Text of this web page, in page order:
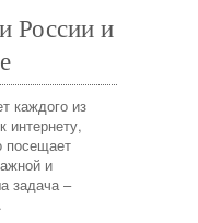
России и
каждого из
интернету,
посещает
и
задача –